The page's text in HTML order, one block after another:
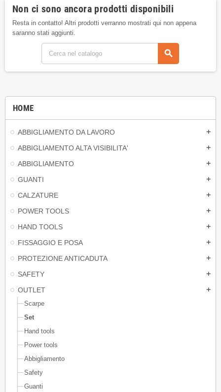
HOME
ABBIGLIAMENTO DA LAVORO add
ABBIGLIAMENTO ALTA VISIBILITA' add
ABBIGLIAMENTO add
GUANTI add
CALZATURE add
POWER TOOLS add
HAND TOOLS add
FISSAGGIO E POSA add
PROTEZIONE ANTICADUTA add
SAFETY add
OUTLET add
Scarpe
Set
Hand tools
Power tools
Abbigliamento
Safety
Guanti
Non ci sono ancora prodotti disponibili
Resta in contatto! Altri prodotti verranno mostrati qui non appena
saranno stati aggiunti.
search